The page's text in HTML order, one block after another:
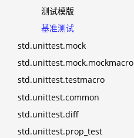
测试模版
基准测试
std.unittest.mock
std.unittest.mock.mockmacro
std.unittest.testmacro
std.unittest.common
std.unittest.diff
std.unittest.prop_test